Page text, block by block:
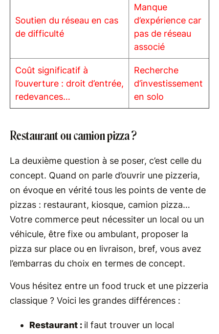
Soutien du réseau en cas
de difficulté
Manque
d’expérience car
pas de réseau
associé
Coût significatif à
l’ouverture : droit d’entrée,
redevances…
Recherche
d’investissement
en solo
Restaurant ou camion pizza ?
La deuxième question à se poser, c’est celle du
concept. Quand on parle d’ouvrir une pizzeria,
on évoque en vérité tous les points de vente de
pizzas : restaurant, kiosque, camion pizza…
Votre commerce peut nécessiter un local ou un
véhicule, être fixe ou ambulant, proposer la
pizza sur place ou en livraison, bref, vous avez
l’embarras du choix en termes de concept.
Vous hésitez entre un food truck et une pizzeria
classique ? Voici les grandes différences :
Restaurant : il faut trouver un local